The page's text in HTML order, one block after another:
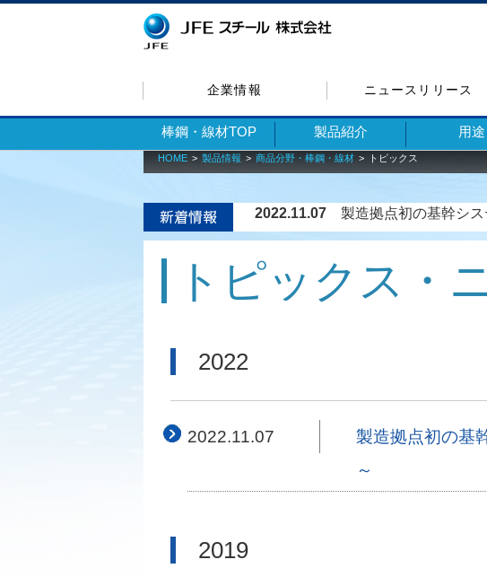
企業情報 ニュースリリース
棒鋼・線材TOP 製品紹介 用途
HOME 製品情報 商品分野・棒鋼・線材 トピックス
2022.11.07 製造拠点初の基幹シ
トピックス・
2022
2022.11.07
製造拠点初の基
～
2019